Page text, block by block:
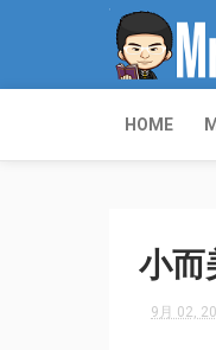
HOME
小而
9月 02,